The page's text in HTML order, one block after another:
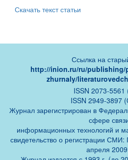
Скачать текст статьи
Ссылка на
http://inion.ru/ru/publishing/
zhurnaly/
ISSN 2073-5561
ISSN 2949-3897
Журнал зарегистрирован в
сфере
информационных технологий и
свидетельство о регистрации
апреля 2009